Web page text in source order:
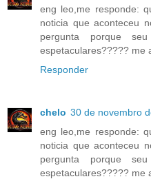
eng leo,me responde:
noticia que aconteceu
pergunta porque
espetaculares????? me
Responder
chelo 30 de novembro
eng leo,me responde:
noticia que aconteceu
pergunta porque
espetaculares????? me